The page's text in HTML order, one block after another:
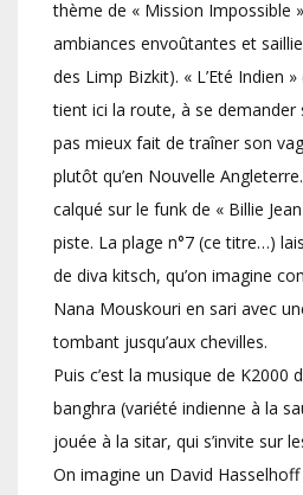
thème de « Mission Impossible
ambiances envoûtantes et
des Limp Bizkit). « L’Eté Indien
tient ici la route, à se demander
pas mieux fait de traîner son
plutôt qu’en Nouvelle
calqué sur le funk de « Billie
piste. La plage n°7 (ce titre…)
de diva kitsch, qu’on imagine
Nana Mouskouri en sari avec
tombant jusqu’aux chevilles.
Puis c’est la musique de K2000
banghra (variété indienne à la
jouée à la sitar, qui s’invite sur
On imagine un David